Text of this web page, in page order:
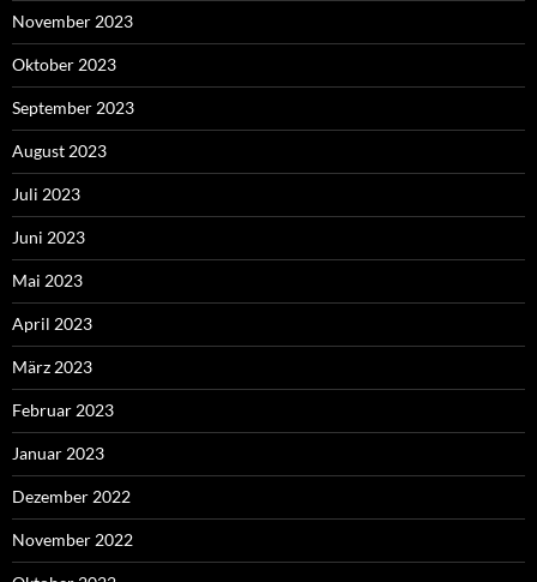
November 2023
Oktober 2023
September 2023
August 2023
Juli 2023
Juni 2023
Mai 2023
April 2023
März 2023
Februar 2023
Januar 2023
Dezember 2022
November 2022